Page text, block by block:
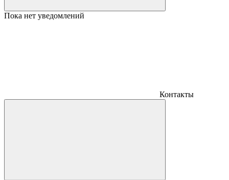
Пока нет уведомлений
Контакты